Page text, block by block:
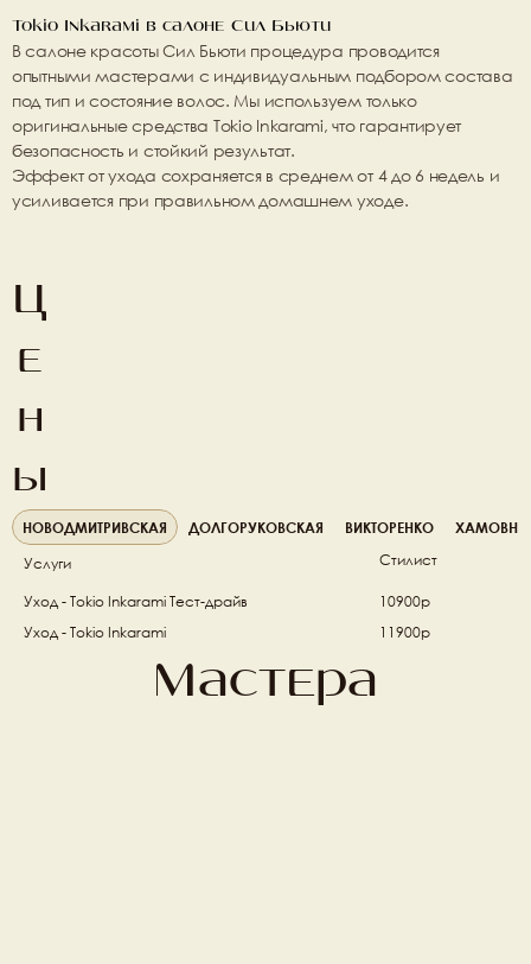
Tokio Inkarami в салоне Сил Бьюти
В салоне красоты Сил Бьюти процедура проводится
опытными мастерами с индивидуальным подбором состава
под тип и состояние волос. Мы используем только
оригинальные средства Tokio Inkarami, что гарантирует
безопасность и стойкий результат.
Эффект от ухода сохраняется в среднем от 4 до 6 недель и
усиливается при правильном домашнем уходе.
Ц
е
н
ы
НОВОДМИТРИВСКАЯ ДОЛГОРУКОВСКАЯ ВИКТОРЕНКО
Услуги Стилист
Уход - Tokio Inkarami Тест-драйв
10900р
Уход - Tokio Inkarami
11900р
Мастера